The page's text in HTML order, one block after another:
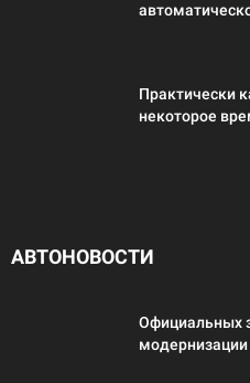
Практически
некоторое
АВТОНОВОСТИ
Официальных